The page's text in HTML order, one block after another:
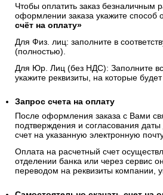
Чтобы оплатить заказ безналичным
оформлении заказа укажите способ
счёт на оплату»
Для Физ. лиц: заполните в
(полностью).
Для Юр. Лиц (без НДС): Заполните
укажите реквизиты, на которые
Запрос счета на оплату
После оформления заказа с Вами
подтверждения и согласования даты
счет на указанную электронную
Оплата на расчетный счет
отделении банка или через сервис
переводом на реквизиты компании,